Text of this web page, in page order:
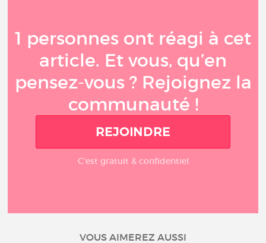
1 personnes ont réagi à cet
article. Et vous, qu’en
pensez-vous ? Rejoignez la
communauté !
REJOINDRE
C'est gratuit & confidentiel
VOUS AIMEREZ AUSSI